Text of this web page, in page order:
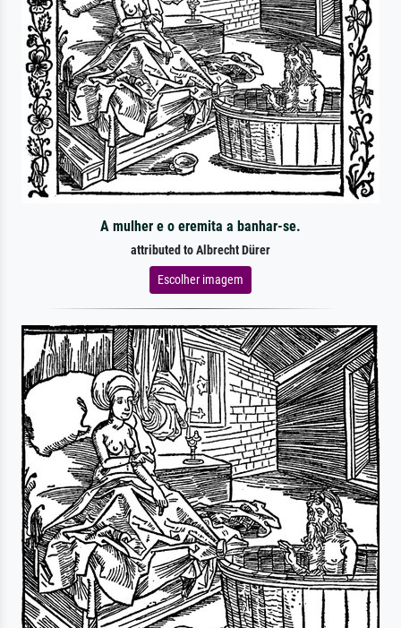
A mulher e o eremita a banhar-se.
attributed to Albrecht Dürer
Escolher imagem